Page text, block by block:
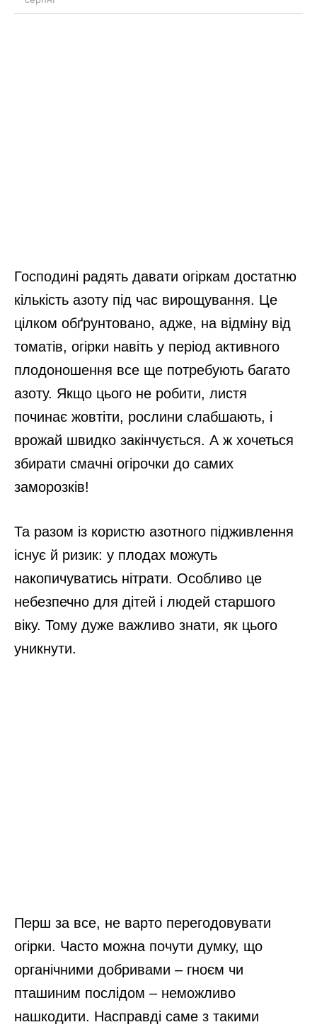
Господині радять давати огіркам достатню
кількість азоту під час вирощування. Це
цілком обґрунтовано, адже, на відміну від
томатів, огірки навіть у період активного
плодоношення все ще потребують багато
азоту. Якщо цього не робити, листя
починає жовтіти, рослини слабшають, і
врожай швидко закінчується. А ж хочеться
збирати смачні огірочки до самих
заморозків!
Та разом із користю азотного підживлення
існує й ризик: у плодах можуть
накопичуватись нітрати. Особливо це
небезпечно для дітей і людей старшого
віку. Тому дуже важливо знати, як цього
уникнути.
Перш за все, не варто перегодовувати
огірки. Часто можна почути думку, що
органічними добривами – гноєм чи
пташиним послідом – неможливо
нашкодити. Насправді саме з такими